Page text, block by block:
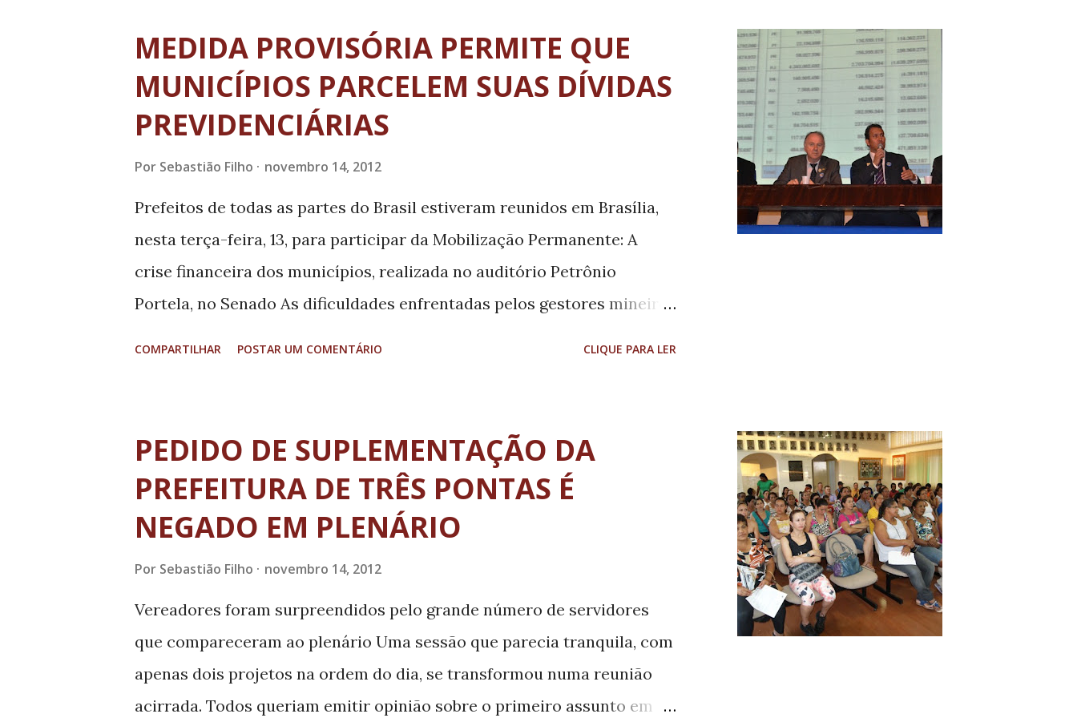
“Esse seminário deseja discutir o empreendedorismo na aquicultura
alagoana. Se colocarmos tanques-rede nas nossas águas, será bem
melhor. Cada módulo do Alagoas Mais Peixe pode produzir 500 quilos
de peixe por semana. Com visão associativa, vamos fechar a cadeia
produtiva, e com o apoio do ministro e de todos os parceiros, podemos
afirmou o secretário. Crivella destacou que o Plano Safra da Pesca e
Aquicultura poderá transformar o estado em um grande produt...
MEDIDA PROVISÓRIA PERMITE QUE
MUNICÍPIOS PARCELEM SUAS DÍVIDAS
PREVIDENCIÁRIAS
Por Sebastião Filho novembro 14, 2012
Prefeitos de todas as partes do Brasil estiveram reunidos em Brasília,
nesta terça-feira, 13, para participar da Mobilização Permanente: A
crise financeira dos municípios, realizada no auditório Petrônio
Portela, no Senado As dificuldades enfrentadas pelos gestores mineiros
entre todas as cidades brasileiras durante o ano de 2012. Porém, com a
recessão da economia mundial e com as medidas de desoneração de
impostos tomadas pelo Governo Federal, as previsões foram reduzidas
para R$ 67 bilhões, o que significa uma diferença menor, R$ 9 bilhões, o
que evidentemente impacta e prejudica todo o planejamento anual dos
COMPARTILHAR POSTAR UM COMENTÁRIO CLIQUE PARA LER
PEDIDO DE SUPLEMENTAÇÃO DA
PREFEITURA DE TRÊS PONTAS É
NEGADO EM PLENÁRIO
Por Sebastião Filho novembro 14, 2012
Vereadores foram surpreendidos pelo grande número de servidores
que compareceram ao plenário Uma sessão que parecia tranquila, com
apenas dois projetos na ordem do dia, se transformou numa reunião
acirrada. Todos queriam emitir opinião sobre o primeiro assunto em